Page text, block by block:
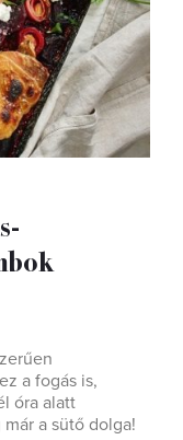
a fogás is,
óra alatt
a sütő dolga!